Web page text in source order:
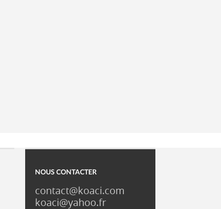
NOUS CONTACTER
contact@koaci.com
koaci@yahoo.fr